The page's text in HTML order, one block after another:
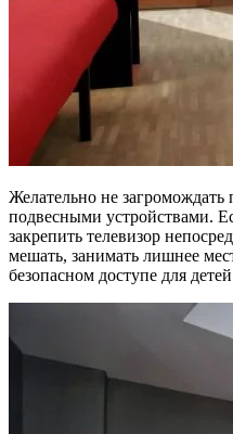
Желательно не загромождать
подвесными устройствами.
закрепить телевизор
мешать, занимать лишнее
безопасном доступе для